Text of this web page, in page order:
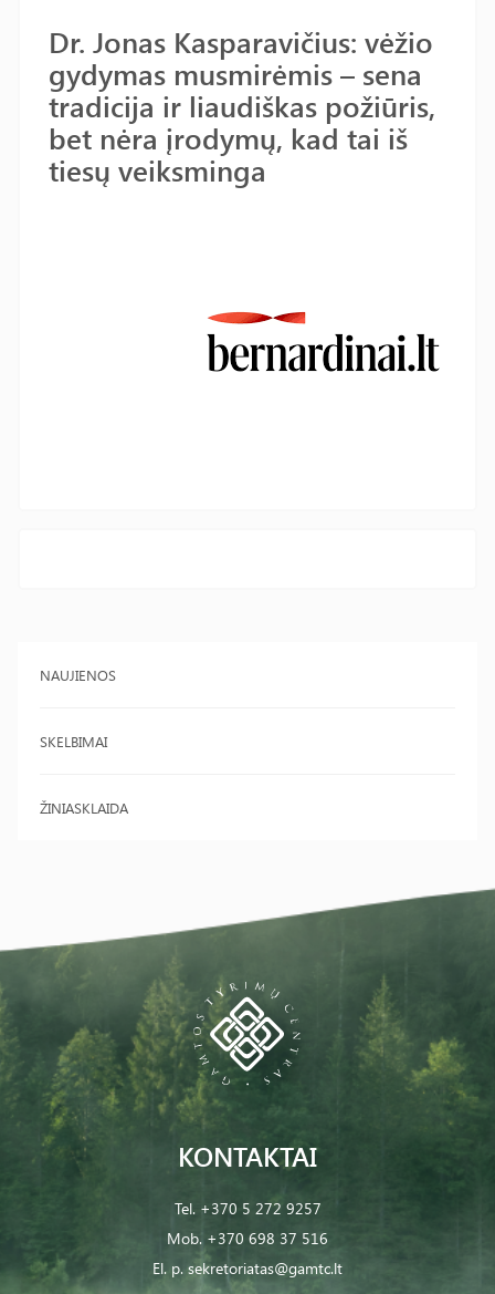
NAUJIENOS
SKELBIMAI
ŽINIASKLAIDA
Dr. Jonas Kasparavičius: vėžio
gydymas musmirėmis – sena
tradicija ir liaudiškas požiūris,
bet nėra įrodymų, kad tai iš
tiesų veiksminga
KONTAKTAI
Tel. +370 5 272 9257
Mob. +370 698 37 516
El. p. sekretoriatas@gamtc.lt